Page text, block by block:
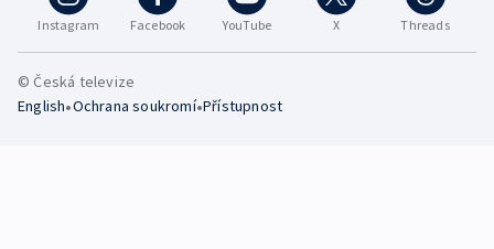
Instagram Facebook YouTube X Threads
© Česká televize
English•Ochrana soukromí•Přístupnost